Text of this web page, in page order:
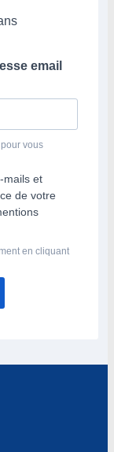
email
vous
mails et
de votre
en cliquant